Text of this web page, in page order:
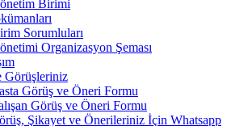
Birimi
Sorumluları
Organizasyon Şeması
Görüşleriniz
Görüş ve Öneri Formu
Görüş ve Öneri Formu
Şikayet ve Önerileriniz İçin Whatsapp